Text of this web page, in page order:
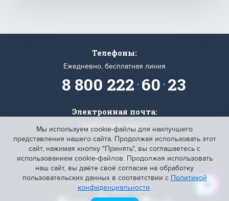
Телефоны:
Ежедневно, бесплатная линия
8 800 222 60 23
Электронная почта:
info@titantransauto.ru
Проверить свой вагон
ТТА в соцсетях:
Мы используем cookie-файлы для наилучшего
представления нашего сайта. Продолжая использовать этот
сайт, нажимая кнопку "Принять", вы соглашаетесь с
использованием cookie-файлов. Продолжая использовать
наш сайт, вы даёте своё согласие на обработку
пользовательских данных в соответствии с Политикой
конфиденциальности.